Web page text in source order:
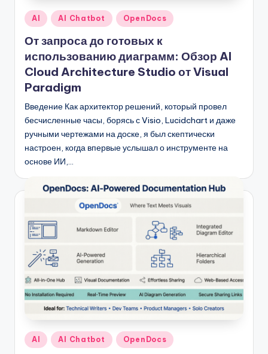
Опубликовано
AI AI Chatbot OpenDocs
От запроса до готовых к
использованию диаграмм: Обзор AI
Cloud Architecture Studio от Visual
Paradigm
Введение Как архитектор решений, который провел
бесчисленные часы, борясь с Visio, Lucidchart и даже
ручными чертежами на доске, я был скептически
настроен, когда впервые услышал о инструменте на
основе ИИ,…
Опубликовано
AI AI Chatbot OpenDocs